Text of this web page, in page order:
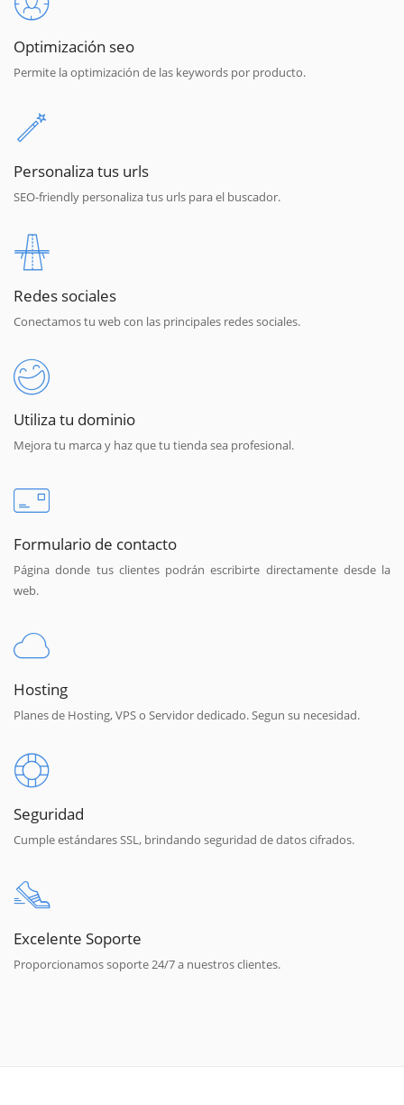
Optimización seo
Permite la optimización de las keywords por producto.
Personaliza tus urls
SEO-friendly personaliza tus urls para el buscador.
Redes sociales
Conectamos tu web con las principales redes sociales.
Utiliza tu dominio
Mejora tu marca y haz que tu tienda sea profesional.
Formulario de contacto
Página donde tus clientes podrán escribirte directamente desde la
web.
Hosting
Planes de Hosting, VPS o Servidor dedicado. Segun su necesidad.
Seguridad
Cumple estándares SSL, brindando seguridad de datos cifrados.
Excelente Soporte
Proporcionamos soporte 24/7 a nuestros clientes.